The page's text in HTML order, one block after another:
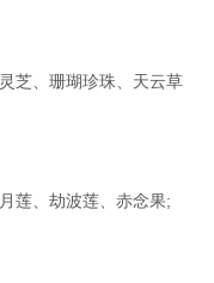
、珊瑚珍珠、天云草
、劫波莲、赤念果;